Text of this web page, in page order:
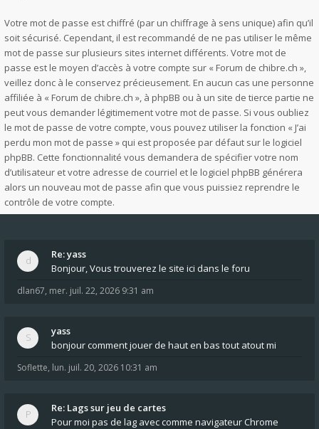
Votre mot de passe est chiffré (par un chiffrage à sens unique) afin qu’il
soit sécurisé. Cependant, il est recommandé de ne pas utiliser le même
mot de passe sur plusieurs sites internet différents. Votre mot de
passe est le moyen d’accès à votre compte sur « Forum de chibre.ch »,
veillez donc à le conservez précieusement. En aucun cas une personne
affiliée à « Forum de chibre.ch », à phpBB ou à un site de tierce partie ne
peut vous demander légitimement votre mot de passe. Si vous oubliez
le mot de passe de votre compte, vous pouvez utiliser la fonction « J’ai
perdu mon mot de passe » qui est proposée par défaut sur le logiciel
phpBB. Cette fonctionnalité vous demandera de spécifier votre nom
d’utilisateur et votre adresse de courriel et le logiciel phpBB générera
alors un nouveau mot de passe afin que vous puissiez reprendre le
contrôle de votre compte.
Re: yass
Bonjour, Vous trouverez le site ici dans le foru
dlan67, mer. juil. 22, 2026 9:31 am
yass
bonjour comment jouer de haut en bas tout atout mi
Soflette, lun. juil. 20, 2026 10:31 am
Re: Lags sur jeu de cartes
Pour moi pas de lag avec comme navigateur Chrome